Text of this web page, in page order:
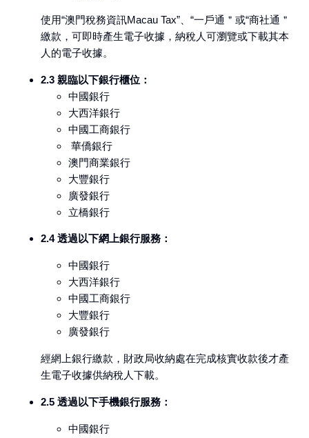
使用“澳門稅務資訊Macau Tax”、“一戶通＂或“商社通＂
繳款，可即時產生電子收據，納稅人可瀏覽或下載其本
人的電子收據。
2.3 親臨以下銀行櫃位：
中國銀行
大西洋銀行
中國工商銀行
華僑銀行
澳門商業銀行
大豐銀行
廣發銀行
立橋銀行
2.4 透過以下網上銀行服務：
中國銀行
大西洋銀行
中國工商銀行
大豐銀行
廣發銀行
經網上銀行繳款，財政局收納處在完成核實收款後才產
生電子收據供納稅人下載。
2.5 透過以下手機銀行服務：
中國銀行